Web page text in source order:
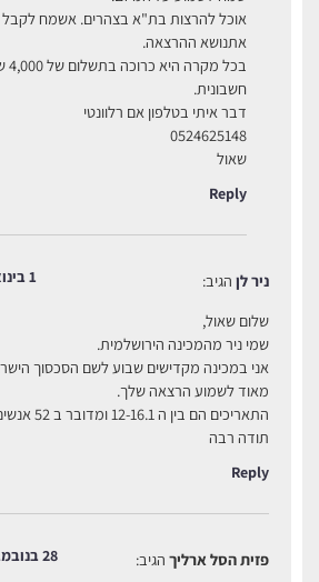
אוכל להרצות בת"א בצהרים. אשמח לקבל
אתנושא ההרצאה.
חשבונית.
דבר איתי בטלפון אם רלוונטי
0524625148
שאול
Reply
ניר לן הגיב: 1 בינואר 2020 בשעה 16:49
שלום שאול,
שמי ניר מהמכינה הירושלמית.
אני במכינה מקדישים שבוע לשם הסכסוך
מאוד לשמוע הרצאה שלך.
התאריכים הם בין ה 12-16.1 ומדובר ב 52 אנשים.
תודה רבה
Reply
פזית הסל ארליך הגיב: 28 בנובמבר 2019 בשעה 18:53